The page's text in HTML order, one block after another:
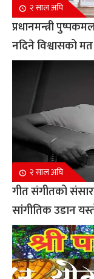
२ साल अघि
प्रधानमन्त्री
नदिने विश्वासको
२ साल अघि
गीत संगीतको
सांगीतिक उडान